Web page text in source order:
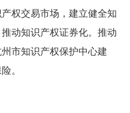
权交易市场，建立健全知
动知识产权证券化。推动
市知识产权保护中心建
。